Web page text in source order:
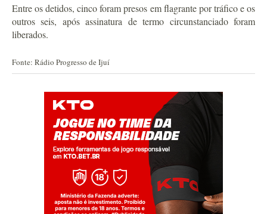
Entre os detidos, cinco foram presos em flagrante por tráfico e os
outros seis, após assinatura de termo circunstanciado foram
liberados.
Fonte: Rádio Progresso de Ijuí